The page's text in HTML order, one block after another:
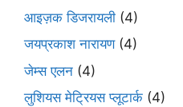
आइज़क डिजरायली (4)
जयप्रकाश नारायण(4)
जेम्स एलन (4)
लुशियस मेट्रियस प्लूटार्क (4)